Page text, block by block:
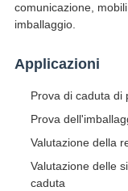
comunicazione,
imballaggio.
Applicazioni
Prova di caduta di
Prova
Valutazione della
Valutazione delle
caduta